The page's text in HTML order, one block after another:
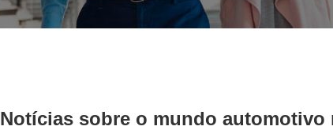
Notícias sobre o mundo automotivo